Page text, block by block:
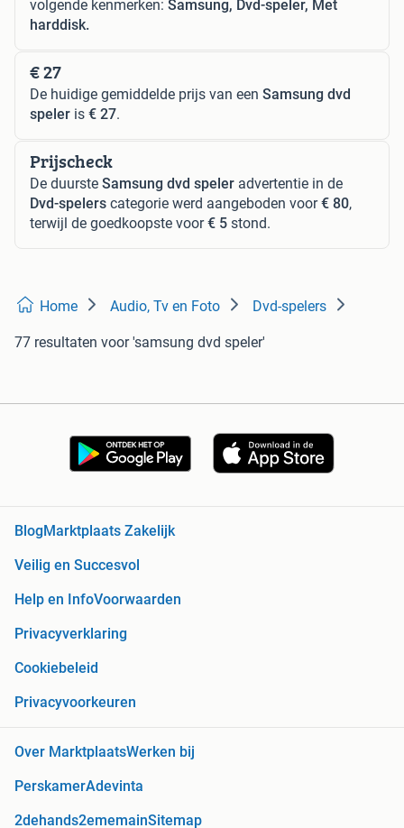
volgende kenmerken: Samsung, Dvd-speler, Met
harddisk.
€ 27
De huidige gemiddelde prijs van een Samsung dvd
speler is € 27.
Prijscheck
De duurste Samsung dvd speler advertentie in de
Dvd-spelers categorie werd aangeboden voor€ 80,
terwijl de goedkoopste voor€ 5 stond.
Home Audio, Tv en Foto Dvd-spelers
77 resultaten voor 'samsung dvd speler'
BlogMarktplaats Zakelijk
Veilig en Succesvol
Help en InfoVoorwaarden
Privacyverklaring
Cookiebeleid
Privacyvoorkeuren
Over MarktplaatsWerken bij
PerskamerAdevinta
2dehands2ememainSitemap